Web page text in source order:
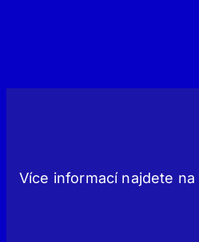
Více informací najdete na